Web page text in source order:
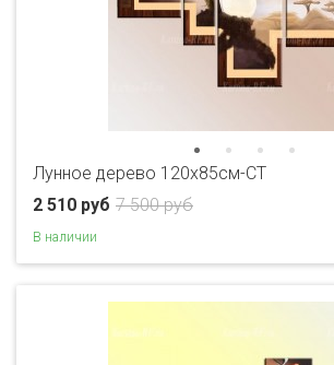
Лунное дерево 120х85см-CT
7 500 руб
2 510 руб
В наличии